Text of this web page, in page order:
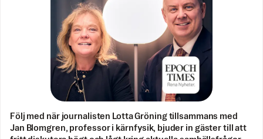
Följ med när journalisten Lotta Gröning tillsammans med
Jan Blomgren, professor i kärnfysik, bjuder in gäster till att